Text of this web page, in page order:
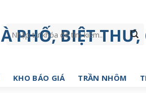
Tìm
kiếm:
KHO BÁO GIÁ TRẦN NHÔM